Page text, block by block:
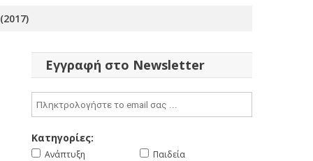
Εγγραφή στο Newsletter
Κατηγορίες:
Ανάπτυξη
Παιδεία